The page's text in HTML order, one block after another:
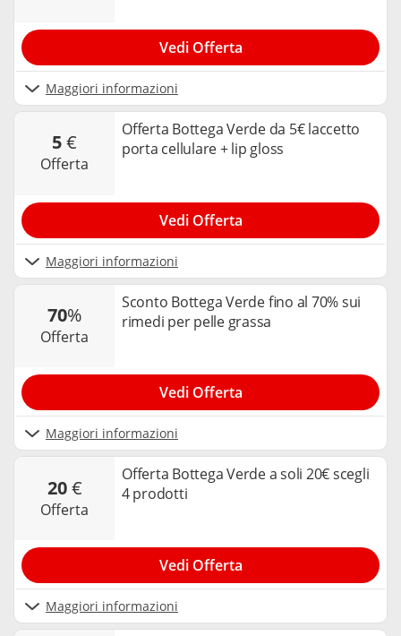
Maggiori informazioni
Vedi Offerta
5€
offerta
Offerta Bottega Verde da 5€ laccetto
porta cellulare + lip gloss
Maggiori informazioni
Vedi Offerta
70%
offerta
Sconto Bottega Verde fino al 70% sui
rimedi per pelle grassa
Maggiori informazioni
Vedi Offerta
20€
offerta
Offerta Bottega Verde a soli 20€ scegli
4 prodotti
Maggiori informazioni
Vedi Offerta